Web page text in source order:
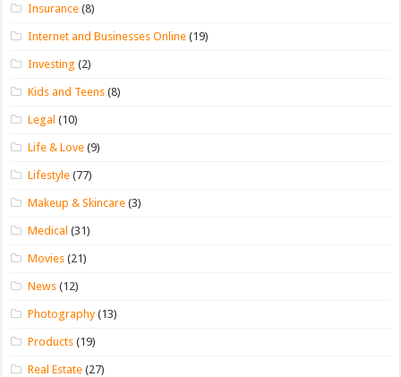
Insurance (8)
Internet and Businesses Online (19)
Investing (2)
Kids and Teens (8)
Legal (10)
Life & Love (9)
Lifestyle (77)
Makeup & Skincare (3)
Medical (31)
Movies (21)
News (12)
Photography(13)
Products (19)
Real Estate (27)